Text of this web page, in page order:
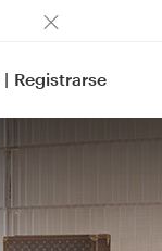
| Registrarse